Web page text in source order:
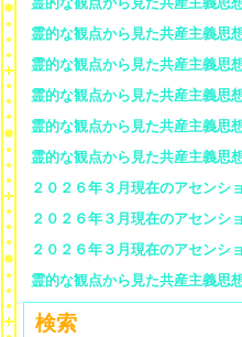
霊的な観点から見た共産主義
霊的な観点から見た共産主義
霊的な観点から見た共産主義
霊的な観点から見た共産主義
霊的な観点から見た共産主義
２０２６年３月現在のアセン
２０２６年３月現在のアセン
２０２６年３月現在のアセン
霊的な観点から見た共産主義
検索